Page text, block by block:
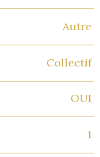
Autre
Collectif
OUI
1